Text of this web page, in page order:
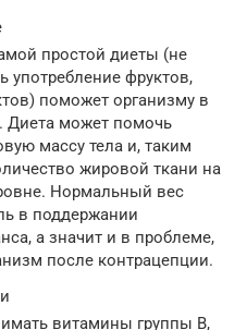
простой диеты (не
употребление фруктов,
поможет организму в
Диета может помочь
массу тела и, таким
жировой ткани на
Нормальный вес
в поддержании
а значит и в проблеме,
после контрацепции.
витамины группы B,